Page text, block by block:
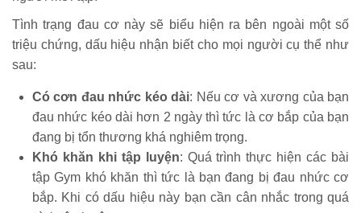
Tình trạng đau cơ này sẽ biểu hiện ra bên ngoài một số
triệu chứng, dấu hiệu nhận biết cho mọi người cụ thể như
sau:
Có cơn đau nhức kéo dài: Nếu cơ và xương của bạn
đau nhức kéo dài hơn 2 ngày thì tức là cơ bắp của bạn
đang bị tổn thương khá nghiêm trọng.
Khó khăn khi tập luyện: Quá trình thực hiện các bài
tập Gym khó khăn thì tức là bạn đang bị đau nhức cơ
bắp. Khi có dấu hiệu này bạn cần cân nhắc trong quá